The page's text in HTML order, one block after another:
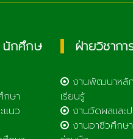
นักศึกษ
กษา
แนว
ฝ่ายวิชากา
งานพัฒนาหลัก
เรียนรู้
งานวัดผลและ
งานอาชีวศึกษ